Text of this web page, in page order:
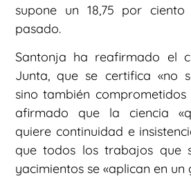
supone un 18,75 por
pasado.
Santonja ha reafirmado el
Junta, que se certifica «no
sino también
afirmado que la ciencia
quiere continuidad e
que todos los trabajos que
yacimientos se «aplican en